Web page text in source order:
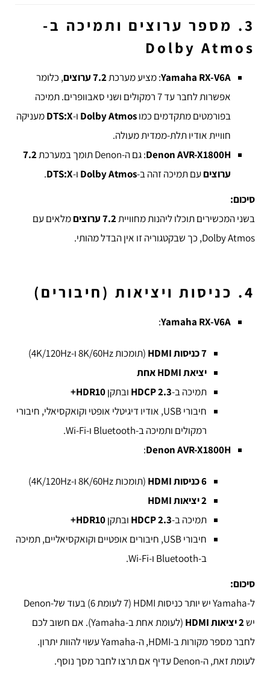
3. מספר ערוצים ותמיכה ב-
Dolby Atmos
Yamaha RX-V6A: מציע מערכת7.2 ערוצים
, כלומר
אפשרות לחבר עד 7 רמקולים ושני סאבוופרים. תמיכה
בפורמטים מתקדמים כמוDolby Atmos ו-DTS:Xמעניקה
חוויית אודיו תלת-ממדית מעולה.
Denon AVR-X1800H: גם ה-Denon תומך במערכת
7.2
ערוציםעם תמיכה זהה ב-Dolby Atmos ו-DTS:X
.
סיכום:
בשני המכשירים תוכלו ליהנות מחוויית7.2 ערוצים
מלאים עם
Dolby Atmos, כך שבקטגוריה זו אין הבדל מהותי.
4. כניסות ויציאות (חיבורים)
Yamaha RX-V6A
:
7 כניסות HDMI
(תומכות 8K/60Hz ו-4K/120Hz)
יציאת HDMI אחת
תמיכה ב-HDCP 2.3 ובתקןHDR10+
חיבורי USB, אודיו דיגיטלי אופטי וקואקסיאלי, חיבורי
רמקולים ותמיכה ב-Bluetooth ו-Wi-Fi.
Denon AVR-X1800H
:
6 כניסות HDMI
(תומכות 8K/60Hz ו-4K/120Hz)
2 יציאות HDMI
תמיכה ב-HDCP 2.3 ובתקןHDR10+
חיבורי USB, חיבורים אופטיים וקואקסיאליים, תמיכה
ב-Bluetooth ו-Wi-Fi.
סיכום:
ל-Yamaha יש יותר כניסות HDMI (7 לעומת 6) בעוד של-Denon
יש2 יציאות HDMI
(לעומת אחת ב-Yamaha). אם חשוב לכם
לחבר מספר מקורות ב-HDMI, ה-Yamaha עשוי להוות יתרון.
לעומת זאת, ה-Denon עדיף אם תרצו לחבר מסך נוסף.